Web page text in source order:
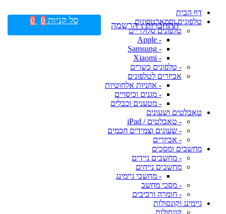
דף הבית
טלפונים וסמארטפונים
טלפונים סלולריים
- Apple
- Samsung
- Xiaomi
- טלפונים כשרים
אביזרים לטלפונים
- אוזניות אלחוטיות
- מגנים וכיסויים
- מטענים וכבלים
טאבלטים ושעונים
- טאבלטים / iPad
- שעונים וצמידים חכמים
- אביזרים
מחשבים ומסכים
- מחשבים ניידים
מחשבים נייחים
- מחשבי גיימינג
- מסכי מחשב
- חומרה ורכיבים
גיימינג וקונסולות
קונסולות
התחברות \ הרשמה סל קניות 0
0